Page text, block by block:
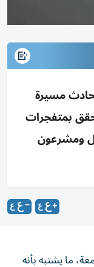
مسيرة
بمتفجرات
ومشرعون
ما يشتبه بأنه